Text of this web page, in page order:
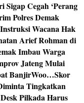
Cegah ‘Perang
Polres Demak
Wacana Hak
Arief Rohman di
Imbau Warga
Jateng Mulai
BanjirWoo…Skor
Tingkatkan
Pilkada Harus